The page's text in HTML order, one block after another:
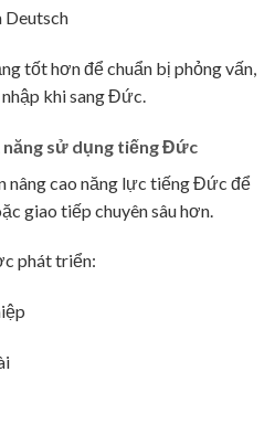
Deutsch
tốt hơn để chuẩn bị phỏng vấn,
khi sang Đức.
năng sử dụng tiếng Đức
nâng cao năng lực tiếng Đức để
giao tiếp chuyên sâu hơn.
phát triển: